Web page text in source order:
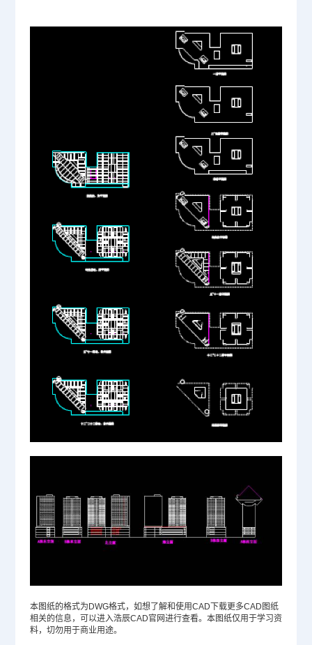
本图纸的格式为DWG格式，如想了解和使用CAD下载更多CAD图纸
相关的信息，可以进入浩辰CAD官网进行查看。本图纸仅用于学习资
料，切勿用于商业用途。